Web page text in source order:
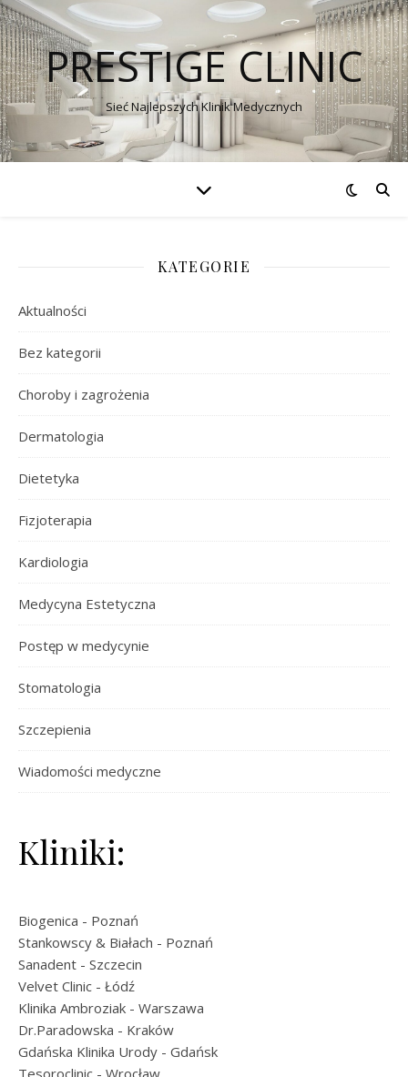
PRESTIGE CLINIC
Sieć Najlepszych Klinik Medycznych
KATEGORIE
Aktualności
Bez kategorii
Choroby i zagrożenia
Dermatologia
Dietetyka
Fizjoterapia
Kardiologia
Medycyna Estetyczna
Postęp w medycynie
Stomatologia
Szczepienia
Wiadomości medyczne
Kliniki:
Biogenica - Poznań
Stankowscy & Białach - Poznań
Sanadent - Szczecin
Velvet Clinic - Łódź
Klinika Ambroziak - Warszawa
Dr.Paradowska - Kraków
Gdańska Klinika Urody - Gdańsk
Tesoroclinic - Wrocław